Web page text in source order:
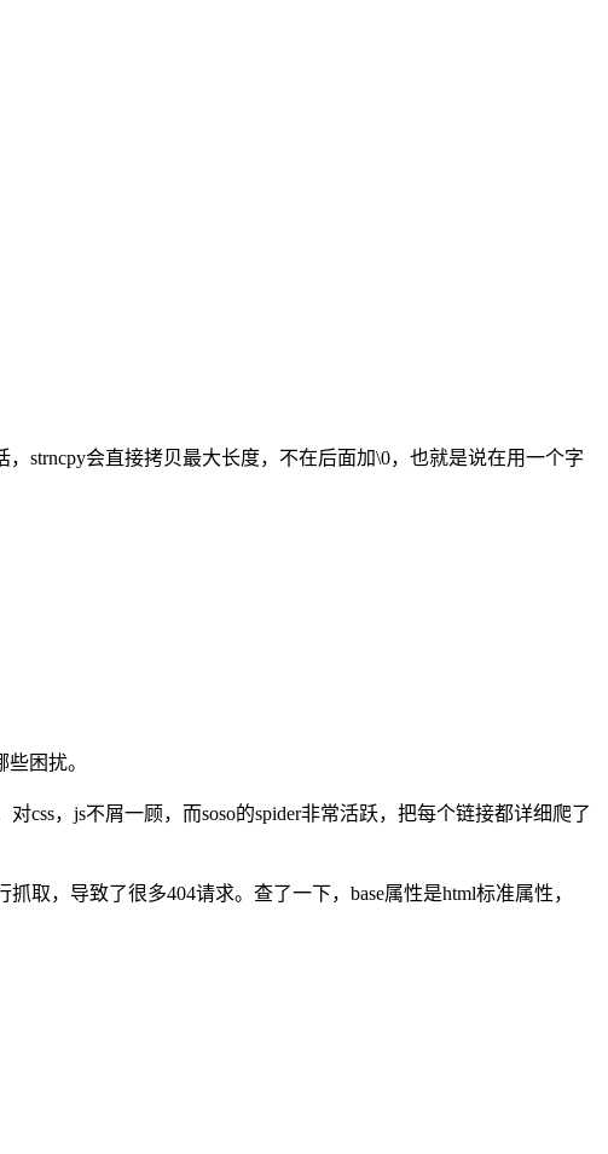
strncpy会直接拷贝最大长度，不在后面加\0，也就是说在用一个字
困扰。
，js不屑一顾，而soso的spider非常活跃，把每个链接都详细爬了
取，导致了很多404请求。查了一下，base属性是html标准属性，